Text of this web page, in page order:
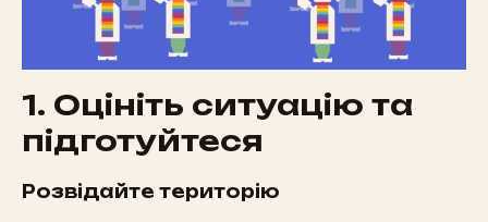
1. Оцініть ситуацію та
підготуйтеся
Розвідайте територію